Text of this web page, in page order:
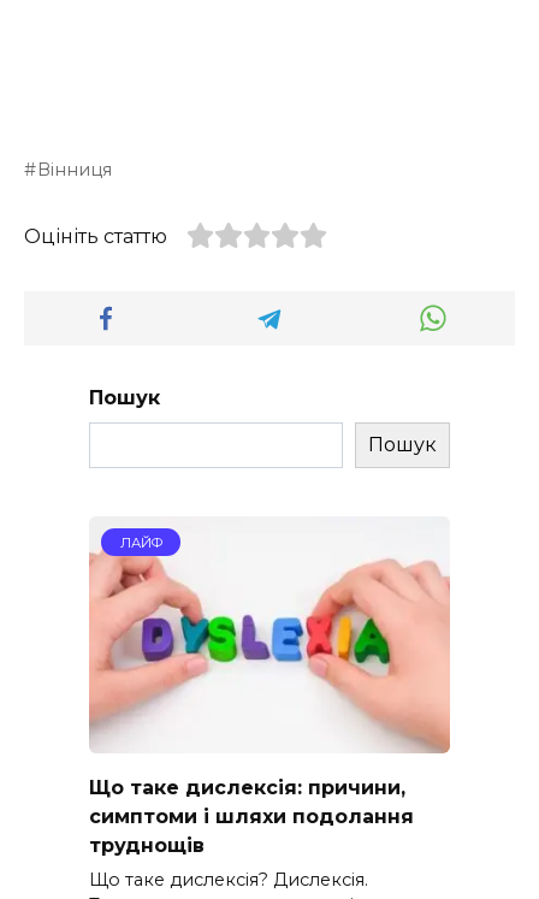
Вінниця
Оцініть статтю
Пошук
Пошук
ЛАЙФ
Що таке дислексія: причини,
симптоми і шляхи подолання
труднощів
Що таке дислексія? Дислексія.